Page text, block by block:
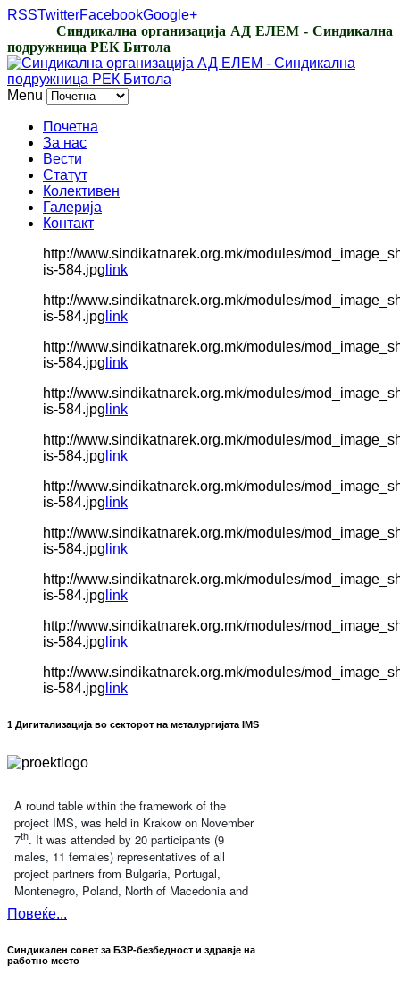
RSSTwitterFacebookGoogle+
Синдикална организација АД ЕЛЕМ - Синдикална
подружница РЕК Битола
Menu
Почетна
За нас
Вести
Статут
Колективен
Галерија
Контакт
http://www.sindikatnarek.org.mk/modules/
is-584.jpg link
http://www.sindikatnarek.org.mk/modules/
is-584.jpg link
http://www.sindikatnarek.org.mk/modules/
is-584.jpg link
http://www.sindikatnarek.org.mk/modules/
is-584.jpg link
http://www.sindikatnarek.org.mk/modules/
is-584.jpg link
http://www.sindikatnarek.org.mk/modules/
is-584.jpg link
http://www.sindikatnarek.org.mk/modules/
is-584.jpg link
http://www.sindikatnarek.org.mk/modules/
is-584.jpg link
http://www.sindikatnarek.org.mk/modules/
is-584.jpg link
http://www.sindikatnarek.org.mk/modules/
is-584.jpg link
1 Дигитализација во секторот на металургијата IMS
A round table within the framework of the
project IMS, was held in Krakow on November
7th. It was attended by 20 participants (9
males, 11 females) representatives of all
project partners from Bulgaria, Portugal,
Montenegro, Poland, North of Macedonia and
Повеќе...
Синдикален совет за БЗР-безбедност и здравје на
работно место